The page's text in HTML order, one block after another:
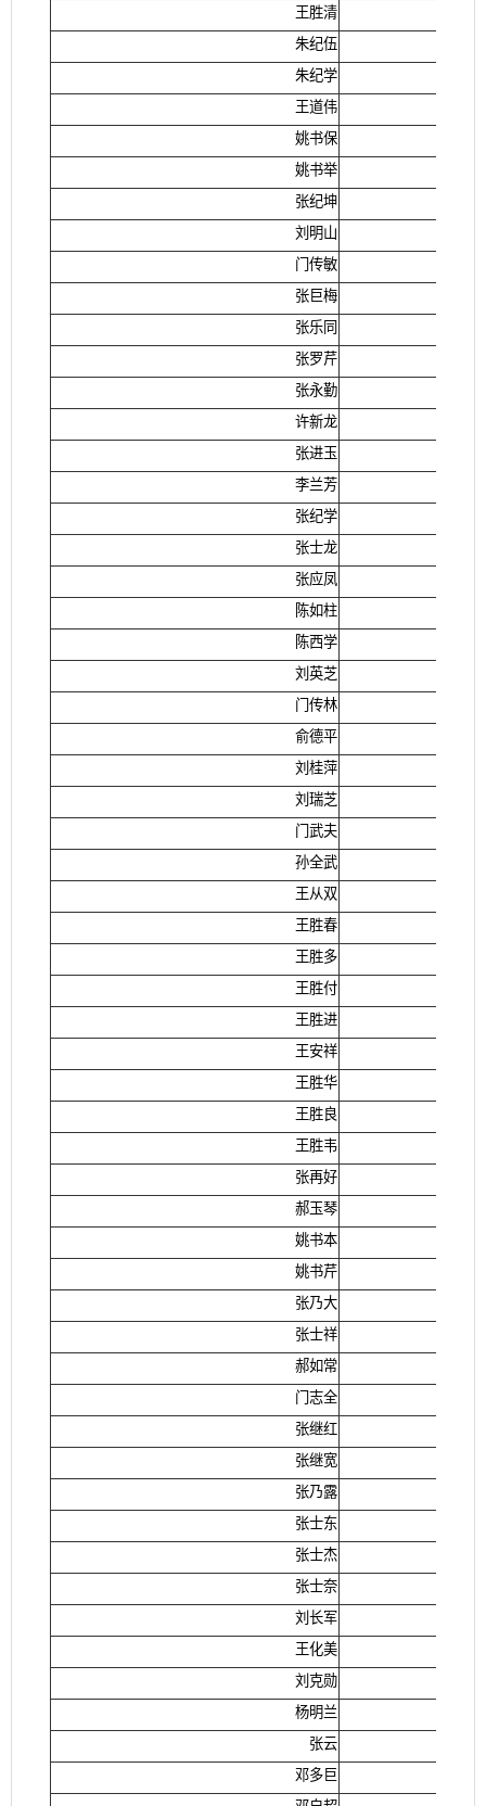
王胜清
朱纪伍
朱纪学
王道伟
姚书保
姚书举
张纪坤
刘明山
门传敏
张巨梅
张乐同
张罗芹
张永勤
许新龙
张进玉
李兰芳
张纪学
张士龙
张应凤
陈如柱
陈西学
刘英芝
门传林
俞德平
刘桂萍
刘瑞芝
门武夫
孙全武
王从双
王胜春
王胜多
王胜付
王胜进
王安祥
王胜华
王胜良
王胜韦
张再好
郝玉琴
姚书本
姚书芹
张乃大
张士祥
郝如常
门志全
张继红
张继宽
张乃露
张士东
张士杰
张士奈
刘长军
王化美
刘克勋
杨明兰
张云
邓多巨